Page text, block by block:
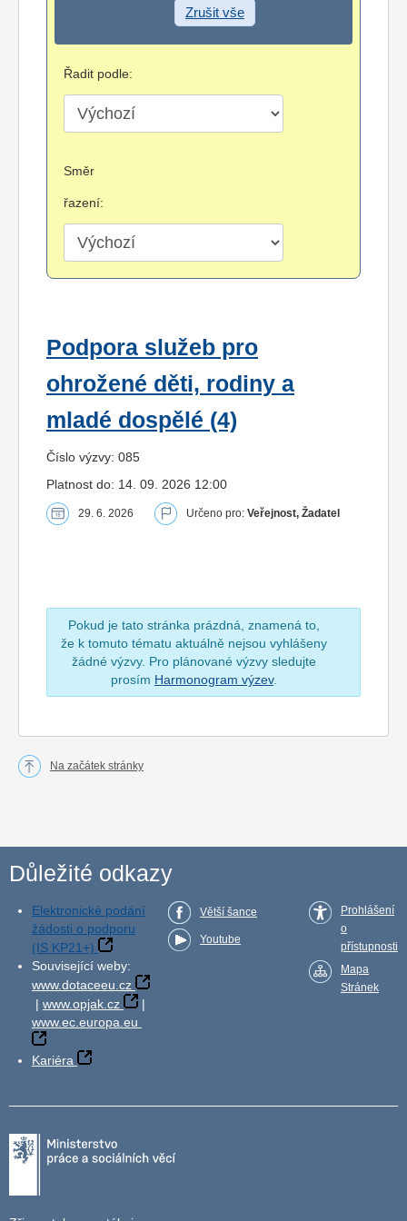
Zrušit vše
Řadit podle:
Směr
řazení:
Podpora služeb pro
ohrožené děti, rodiny a
mladé dospělé (4)
Číslo výzvy: 085
Platnost do: 14. 09. 2026 12:00
29. 6. 2026 Určeno pro: Veřejnost, Žadatel
Pokud je tato stránka prázdná, znamená to,
že k tomuto tématu aktuálně nejsou vyhlášeny
žádné výzvy. Pro plánované výzvy sledujte
prosím Harmonogram výzev.
Na začátek stránky
Důležité odkazy
Elektronické podání
žádosti o podporu
(IS KP21+)
Související weby:
www.dotaceeu.cz
| www.opjak.cz
|
www.ec.europa.eu
Kariéra
Větší šance
Youtube
Prohlášení
o
přístupnosti
Mapa
Stránek